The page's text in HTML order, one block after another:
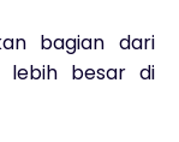
bagian dari
lebih besar di